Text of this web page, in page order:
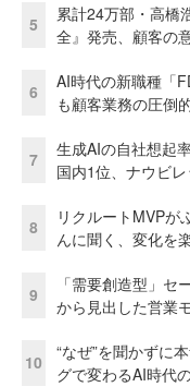
5
累計24万部・高橋
全』発売、顧客の
6
AI時代の新職種「
も顧客業務の圧倒
7
生成AIの自社想起
国内1位、ナウビ
8
リクルートMVPが
んに聞く、変化を
9
「需要創造型」
から見出した営業
10
“なぜ”を聞かずに
グで変わるAI時代